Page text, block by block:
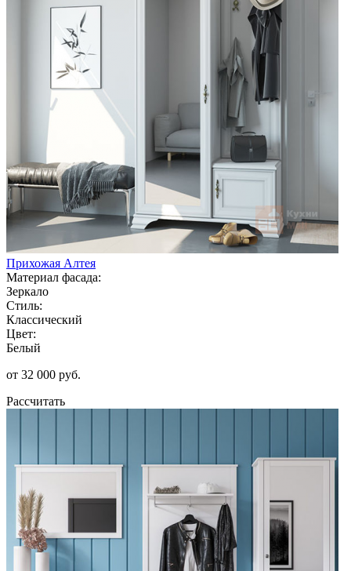
Прихожая Алтея
Материал фасада:
Зеркало
Стиль:
Классический
Цвет:
Белый
от 32 000 руб.
Рассчитать